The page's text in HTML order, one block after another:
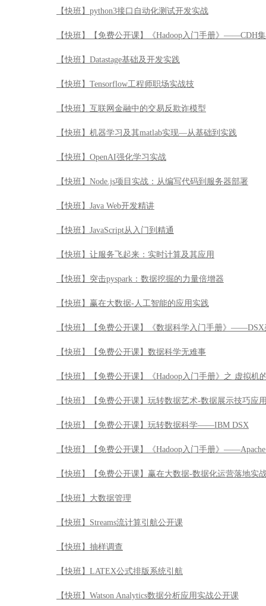
【快班】python3接口自动化测试开发实战
【快班】【免费公开课】《Hadoop入门手册》——CDH
【快班】Datastage基础及开发实践
【快班】Tensorflow工程师职场实战技
【快班】互联网金融中的交易反欺诈模型
【快班】机器学习及其matlab实现—从基础到实践
【快班】OpenAI强化学习实战
【快班】Node.js项目实战：从编写代码到服务器部署
【快班】Java Web开发精讲
【快班】JavaScript从入门到精通
【快班】让服务飞起来：实时计算及其应用
【快班】突击pyspark：数据挖掘的力量倍增器
【快班】赢在大数据-人工智能的应用实践
【快班】【免费公开课】《数据科学入门手册》
【快班】【免费公开课】数据科学无难事
【快班】【免费公开课】《Hadoop入门手册》之 虚拟机
【快班】【免费公开课】玩转数据艺术-数据展示技巧应
【快班】【免费公开课】玩转数据科学——IBM DSX
【快班】【免费公开课】《Hadoop入门手册》
【快班】【免费公开课】赢在大数据-数据化运营落地实
【快班】大数据管理
【快班】Streams流计算引航公开课
【快班】抽样调查
【快班】LATEX公式排版系统引航
【快班】Watson Analytics数据分析应用实战公开课